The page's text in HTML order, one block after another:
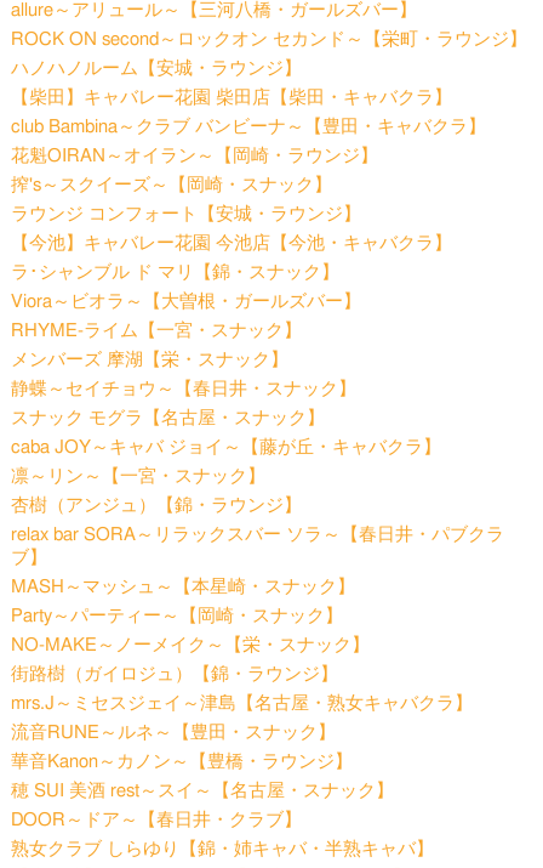
allure～アリュール～【三河八橋・ガールズバー】
ROCK ON second～ロックオン セカンド～【栄町・ラウンジ】
ハノハノルーム【安城・ラウンジ】
【柴田】キャバレー花園 柴田店【柴田・キャバクラ】
club Bambina～クラブ バンビーナ～【豊田・キャバクラ】
花魁OIRAN～オイラン～【岡崎・ラウンジ】
搾's～スクイーズ～【岡崎・スナック】
ラウンジ コンフォート【安城・ラウンジ】
【今池】キャバレー花園 今池店【今池・キャバクラ】
ラ･シャンブル ド マリ【錦・スナック】
Viora～ビオラ～【大曽根・ガールズバー】
RHYME-ライム【一宮・スナック】
メンバーズ 摩湖【栄・スナック】
静蝶～セイチョウ～【春日井・スナック】
スナック モグラ【名古屋・スナック】
caba JOY～キャバ ジョイ～【藤が丘・キャバクラ】
凛～リン～【一宮・スナック】
杏樹（アンジュ）【錦・ラウンジ】
relax bar SORA～リラックスバー ソラ～【春日井・パブクラ
ブ】
MASH～マッシュ～【本星崎・スナック】
Party～パーティー～【岡崎・スナック】
NO-MAKE～ノーメイク～【栄・スナック】
街路樹（ガイロジュ）【錦・ラウンジ】
mrs.J～ミセスジェイ～津島【名古屋・熟女キャバクラ】
流音RUNE～ルネ～【豊田・スナック】
華音Kanon～カノン～【豊橋・ラウンジ】
穂 SUI 美酒 rest～スイ～【名古屋・スナック】
DOOR～ドア～【春日井・クラブ】
熟女クラブ しらゆり【錦・姉キャバ・半熟キャバ】